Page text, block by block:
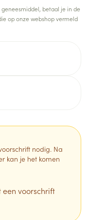
betaal je in de
op onze webshop vermeld
nodig. Na
kan je het komen
voorschrift